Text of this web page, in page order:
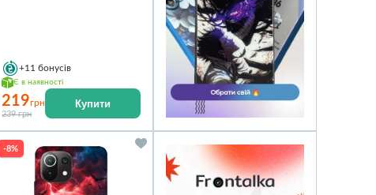
+11 бонусів
Є в наявності
219грн
239 грн
Купити
-8%